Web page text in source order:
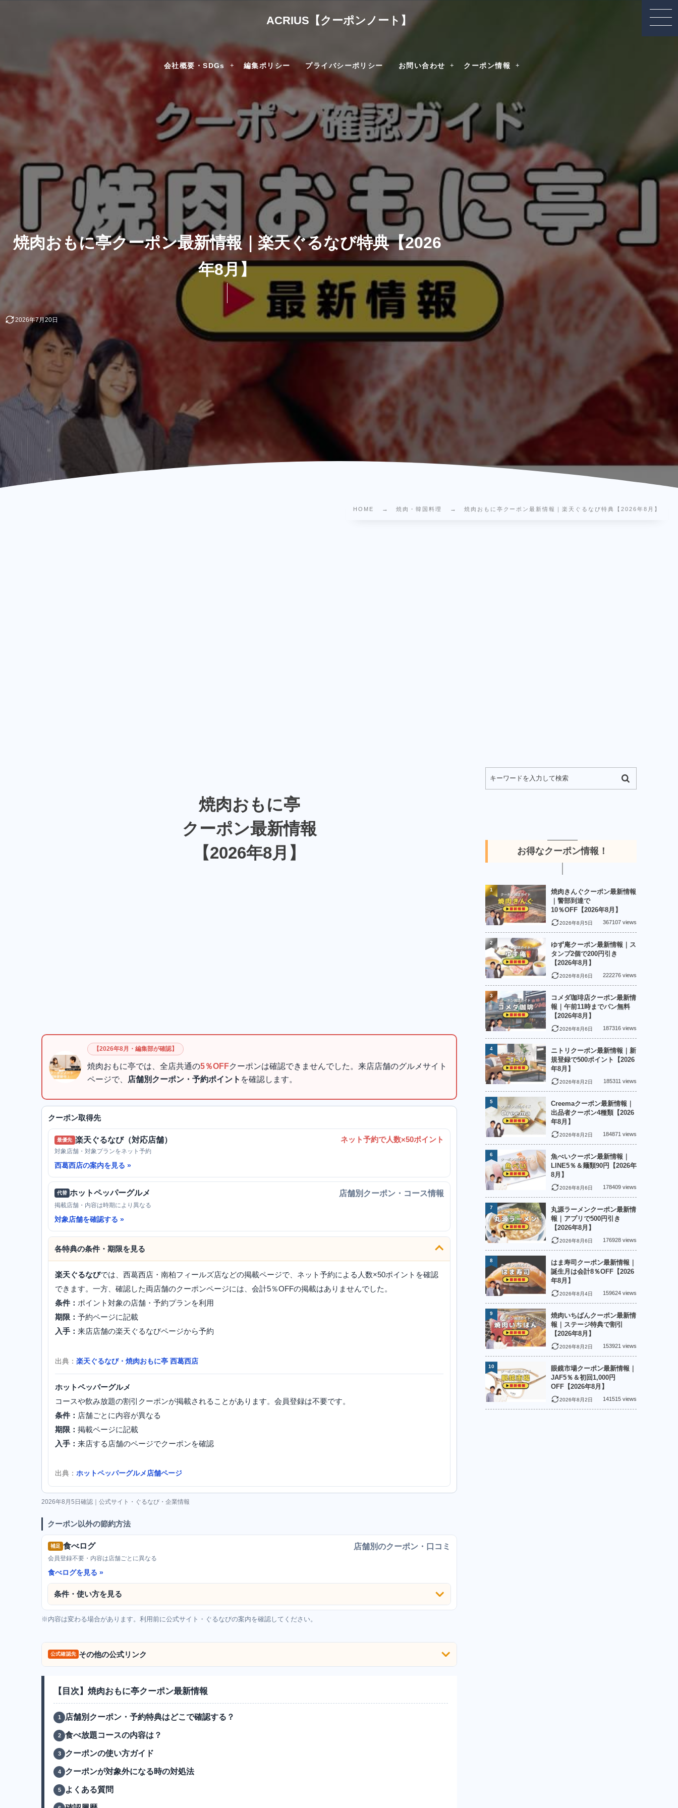
ACRIUS【クーポンノート】
会社概要・SDGs 編集ポリシー プライバシーポリシー お問い合わせ クーポン情報
焼肉おもに亭クーポン最新情報｜楽天ぐるなび特典【2026
年8月】
2026年7月20日
HOME 焼肉・韓国料理 焼肉おもに亭クーポン最新情報｜楽天ぐるなび特典【2026年8月】
焼肉おもに亭
クーポン最新情報
【2026年8月】
【2026年8月・編集部が確認】
焼肉おもに亭では、全店共通の5％OFFクーポンは確認できませんでした。来店店舗のグルメサイト
ページで、
店舗別クーポン・予約ポイント を確認します。
クーポン取得先
最優先 楽天ぐるなび（対応店舗） ネット予約で人数×50ポイント
対象店舗・対象プランをネット予約
西葛西店の案内を見る
代替 ホットペッパーグルメ 店舗別クーポン・コース情報
掲載店舗・内容は時期により異なる
対象店舗を確認する
各特典の条件・期限を見る
楽天ぐるなびでは、西葛西店・南柏フィールズ店などの掲載ページで、ネット予約による人数×50ポイントを確認
できます。一方、確認した両店舗のクーポンページには、会計5％OFFの掲載はありませんでした。
条件： ポイント対象の店舗・予約プランを利用
期限： 予約ページに記載
入手： 来店店舗の楽天ぐるなびページから予約
出典： 楽天ぐるなび・焼肉おもに亭 西葛西店
ホットペッパーグルメ
コースや飲み放題の割引クーポンが掲載されることがあります。会員登録は不要です。
条件： 店舗ごとに内容が異なる
期限： 掲載ページに記載
入手： 来店する店舗のページでクーポンを確認
出典： ホットペッパーグルメ店舗ページ
2026年8月5日確認｜公式サイト・ぐるなび・企業情報
クーポン以外の節約方法
補足 食べログ 店舗別のクーポン・口コミ
会員登録不要・内容は店舗ごとに異なる
食べログを見る
条件・使い方を見る
※内容は変わる場合があります。利用前に公式サイト・ぐるなびの案内を確認してください。
公式確認先 その他の公式リンク
【目次】焼肉おもに亭クーポン最新情報
店舗別クーポン・予約特典はどこで確認する？
食べ放題コースの内容は？
クーポンの使い方ガイド
クーポンが対象外になる時の対処法
よくある質問
お得なクーポン情報！
焼肉きんぐクーポン最新情報
｜警部到達で
10％OFF【2026年8月】
2026年8月5日 367107 views
1
ゆず庵クーポン最新情報｜ス
タンプ2個で200円引き
【2026年8月】
2026年8月6日 222276 views
2
コメダ珈琲店クーポン最新情
報｜午前11時までパン無料
【2026年8月】
2026年8月6日 187316 views
3
ニトリクーポン最新情報｜新
規登録で500ポイント【2026
年8月】
2026年8月2日 185311 views
4
Creemaクーポン最新情報｜
出品者クーポン4種類【2026
年8月】
2026年8月2日 184871 views
5
魚べいクーポン最新情報｜
LINE5％＆麺類90円【2026年
8月】
2026年8月6日 178409 views
6
丸源ラーメンクーポン最新情
報｜アプリで500円引き
【2026年8月】
2026年8月6日 176928 views
7
はま寿司クーポン最新情報｜
誕生月は会計8％OFF【2026
年8月】
2026年8月4日 159624 views
8
焼肉いちばんクーポン最新情
報｜ステージ特典で割引
【2026年8月】
2026年8月2日 153921 views
9
眼鏡市場クーポン最新情報｜
JAF5％＆初回1,000円
OFF【2026年8月】
2026年8月2日 141515 views
10